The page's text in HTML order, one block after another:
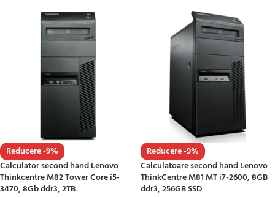
Reducere -9%
Calculator second hand Lenovo
Thinkcentre M82 Tower Core i5-
3470, 8Gb ddr3, 2TB
Reducere -9%
Calculatoare second hand Lenovo
ThinkCentre M81 MT i7-2600, 8GB
ddr3, 256GB SSD